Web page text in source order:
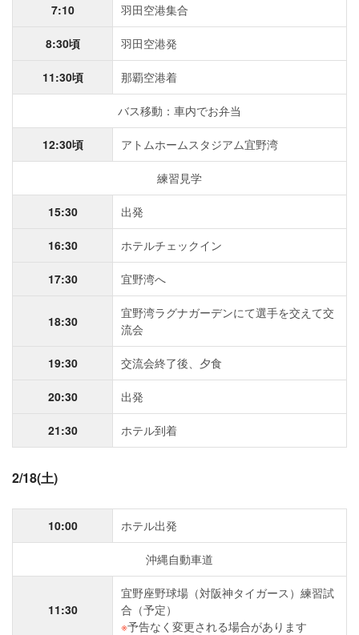
7:10 羽田空港集合
8:30頃 羽田空港発
11:30頃 那覇空港着
バス移動：車内でお弁当
12:30頃 アトムホームスタジアム宜野湾
練習見学
15:30 出発
16:30 ホテルチェックイン
17:30 宜野湾へ
18:30
宜野湾ラグナガーデンにて選手を交えて交
流会
19:30 交流会終了後、夕食
20:30 出発
21:30 ホテル到着
2/18(土)
10:00 ホテル出発
沖縄自動車道
11:30
宜野座野球場（対阪神タイガース）練習試
合（予定）
※予告なく変更される場合があります